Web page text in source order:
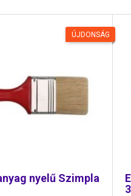
ÚJDONSÁG
nyelű Szimpla